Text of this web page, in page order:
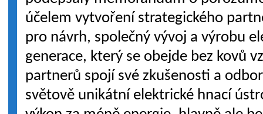
účelem vytvoření strategického
pro návrh, společný vývoj a výrobu
generace, který se obejde bez kovů
partnerů spojí své zkušenosti a
světově unikátní elektrické hnací